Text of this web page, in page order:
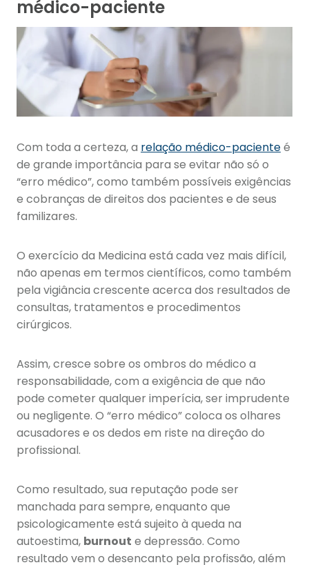
médico-paciente
Com toda a certeza, a relação médico-pacienteé
de grande importância para se evitar não só o
“erro médico”, como também possíveis exigências
e cobranças de direitos dos pacientes e de seus
familizares.
O exercício da Medicina está cada vez mais difícil,
não apenas em termos científicos, como também
pela vigiância crescente acerca dos resultados de
consultas, tratamentos e procedimentos
cirúrgicos.
Assim, cresce sobre os ombros do médico a
responsabilidade, com a exigência de que não
pode cometer qualquer imperícia, ser imprudente
ou negligente. O “erro médico” coloca os olhares
acusadores e os dedos em riste na direção do
profissional.
Como resultado, sua reputação pode ser
manchada para sempre, enquanto que
psicologicamente está sujeito à queda na
autoestima, burnout e depressão. Como
resultado vem o desencanto pela profissão, além